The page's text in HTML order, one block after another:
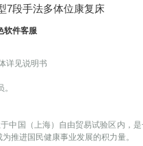
软件客服
详见说明书
于中国（上海）自由贸易试验区内，
推进国民健康事业发展的积力量。